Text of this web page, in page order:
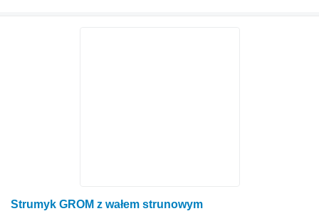
Strumyk GROM z wałem strunowym